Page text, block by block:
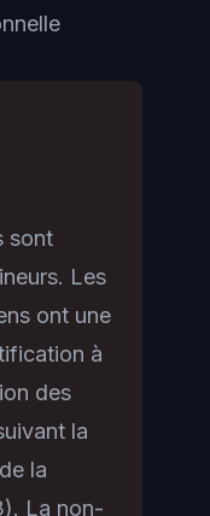
sont
Les
ont une
à
des
la
la
La non-